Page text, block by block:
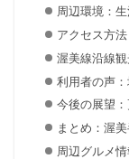
周辺環境：
アクセス方
渥美線沿線
利用者の声
今後の展望
まとめ：渥
周辺グルメ